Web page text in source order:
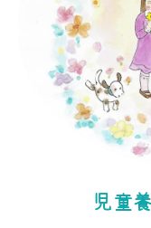
児童